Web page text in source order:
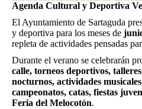
Agenda Cultural y Deportiva
El Ayuntamiento de Sartaguda
y deportiva para los meses de
repleta de actividades pensadas
Durante el verano se celebrarán
calle, torneos deportivos,
nocturnos, actividades
campeonatos, catas, fiestas
Feria del Melocotón.